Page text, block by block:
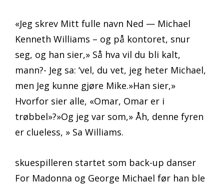
«Jeg skrev Mitt fulle navn Ned — Michael
Kenneth Williams – og på kontoret, snur
seg, og han sier,» Så hva vil du bli kalt,
mann?- Jeg sa: ‘vel, du vet, jeg heter Michael,
men Jeg kunne gjøre Mike.»Han sier,»
Hvorfor sier alle, «Omar, Omar er i
trøbbel»?»Og jeg var som,» Åh, denne fyren
er clueless, » Sa Williams.
skuespilleren startet som back-up danser
For Madonna og George Michael før han ble